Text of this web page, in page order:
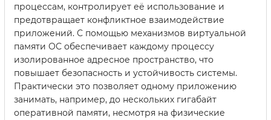
процессам, контролирует её использование и
предотвращает конфликтное взаимодействие
приложений. С помощью механизмов виртуальной
памяти ОС обеспечивает каждому процессу
изолированное адресное пространство, что
повышает безопасность и устойчивость системы.
Практически это позволяет одному приложению
занимать, например, до нескольких гигабайт
оперативной памяти, несмотря на физические